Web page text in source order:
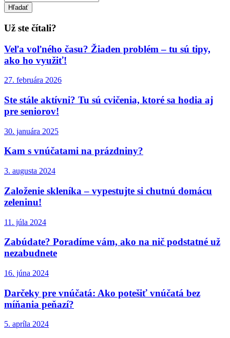
Hľadať
Už ste čítali?
Veľa voľného času? Žiaden problém – tu sú tipy,
ako ho využiť!
27. februára 2026
Ste stále aktívni? Tu sú cvičenia, ktoré sa hodia aj
pre seniorov!
30. januára 2025
Kam s vnúčatami na prázdniny?
3. augusta 2024
Založenie skleníka – vypestujte si chutnú domácu
zeleninu!
11. júla 2024
Zabúdate? Poradíme vám, ako na nič podstatné už
nezabudnete
16. júna 2024
Darčeky pre vnúčatá: Ako potešiť vnúčatá bez
míňania peňazí?
5. apríla 2024